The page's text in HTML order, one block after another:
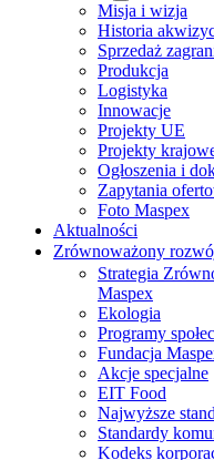
Misja i wizja
Historia
Sprzedaż
Produkcja
Logistyka
Innowacje
Projekty UE
Projekty
Ogłoszenia i
Zapytania
Foto Maspex
Aktualności
Zrównoważony
Strategia
Maspex
Ekologia
Programy
Fundacja
Akcje specjalne
EIT Food
Najwyższe
Standardy
Kodeks